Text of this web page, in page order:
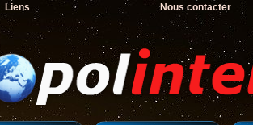
Liens Nous contacter